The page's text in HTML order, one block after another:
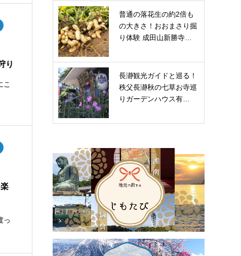
り
こ
っ
普通の落花生の約2倍も
の大きさ！おおまさり掘
り体験 成田山新勝寺…
長瀞観光ガイドと巡る！
秩父長瀞秋の七草お寺巡
りガーデンハウス有…